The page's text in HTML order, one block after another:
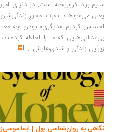
بود، فروریخته است. در دنیای امروز،
می‌خواهند نفرت، محورِ زندگی‌شان
کردیم «دیگری» بودن چه معنایی
که ما را احاطه کرده‌اند، و
زندگی و شادی‌هایش...
به روان‌شناسی پول | ایما موسی‌زاده